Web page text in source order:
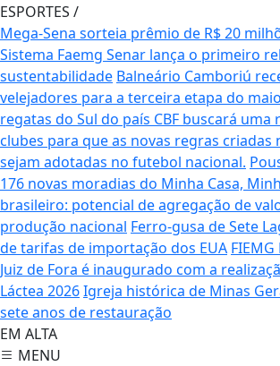
ESPORTES /
Mega-Sena sorteia prêmio de R$ 20
Sistema Faemg Senar lança o primeiro
sustentabilidade Balneário Camboriú
velejadores para a terceira etapa do
regatas do Sul do país CBF buscará uma
clubes para que as novas regras criadas
sejam adotadas no futebol nacional.
176 novas moradias do Minha Casa,
brasileiro: potencial de agregação de
produção nacional Ferro-gusa de Sete
de tarifas de importação dos EUA
Juiz de Fora é inaugurado com a
Láctea 2026Igreja histórica de Minas
sete anos de restauração
EM ALTA
MENU